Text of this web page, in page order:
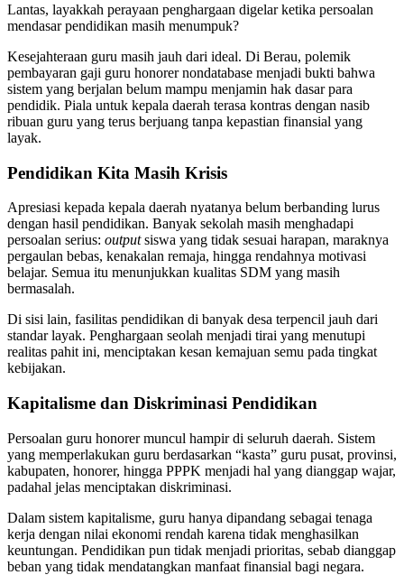
Lantas, layakkah perayaan penghargaan digelar ketika persoalan
mendasar pendidikan masih menumpuk?
Kesejahteraan guru masih jauh dari ideal. Di Berau, polemik
pembayaran gaji guru honorer nondatabase menjadi bukti bahwa
sistem yang berjalan belum mampu menjamin hak dasar para
pendidik. Piala untuk kepala daerah terasa kontras dengan nasib
ribuan guru yang terus berjuang tanpa kepastian finansial yang
layak.
Pendidikan Kita Masih Krisis
Apresiasi kepada kepala daerah nyatanya belum berbanding lurus
dengan hasil pendidikan. Banyak sekolah masih menghadapi
persoalan serius: outputsiswa yang tidak sesuai harapan, maraknya
pergaulan bebas, kenakalan remaja, hingga rendahnya motivasi
belajar. Semua itu menunjukkan kualitas SDM yang masih
bermasalah.
Di sisi lain, fasilitas pendidikan di banyak desa terpencil jauh dari
standar layak. Penghargaan seolah menjadi tirai yang menutupi
realitas pahit ini, menciptakan kesan kemajuan semu pada tingkat
kebijakan.
Kapitalisme dan Diskriminasi Pendidikan
Persoalan guru honorer muncul hampir di seluruh daerah. Sistem
yang memperlakukan guru berdasarkan “kasta” guru pusat, provinsi,
kabupaten, honorer, hingga PPPK menjadi hal yang dianggap wajar,
padahal jelas menciptakan diskriminasi.
Dalam sistem kapitalisme, guru hanya dipandang sebagai tenaga
kerja dengan nilai ekonomi rendah karena tidak menghasilkan
keuntungan. Pendidikan pun tidak menjadi prioritas, sebab dianggap
beban yang tidak mendatangkan manfaat finansial bagi negara.